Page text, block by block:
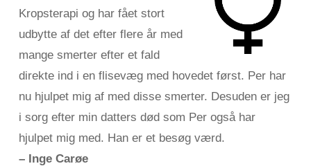
Kropsterapi og har fået stort
udbytte af det efter flere år med
mange smerter efter et fald
direkte ind i en flisevæg med hovedet først. Per har
nu hjulpet mig af med disse smerter. Desuden er jeg
i sorg efter min datters død som Per også har
hjulpet mig med. Han er et besøg værd.
– Inge Carøe